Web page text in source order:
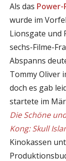
Als das Power-
wurde im
Lionsgate und
sechs-Filme-
Abspanns
Tommy Oliver
doch es gab
startete im
Die Schöne
Kong: Skull
Kinokassen